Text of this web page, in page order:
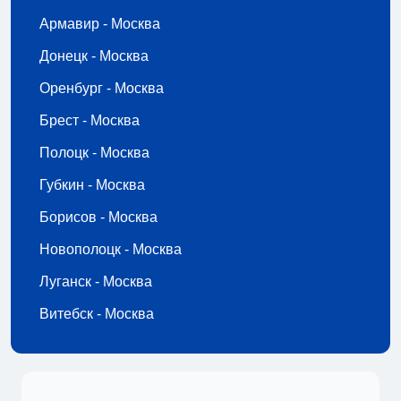
Армавир - Москва
Донецк - Москва
Оренбург - Москва
Брест - Москва
Полоцк - Москва
Губкин - Москва
Борисов - Москва
Новополоцк - Москва
Луганск - Москва
Витебск - Москва